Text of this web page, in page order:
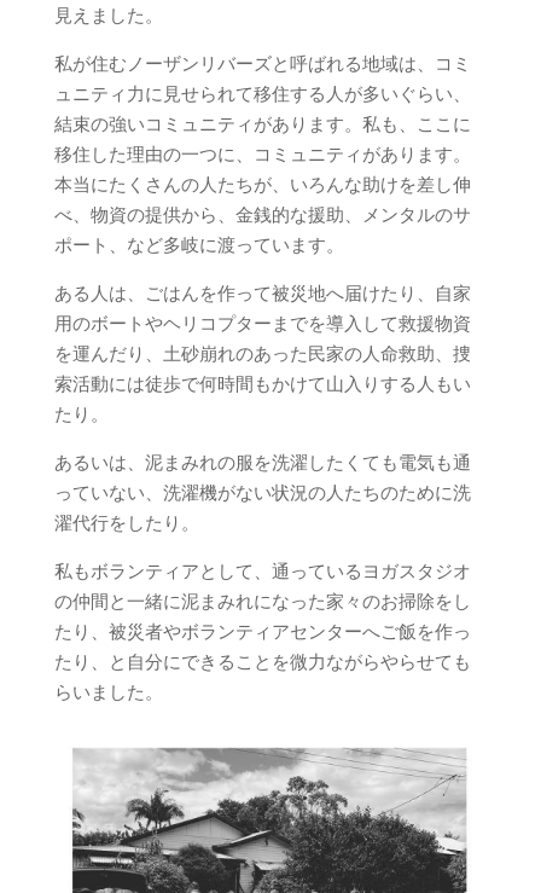
見えました。
私が住むノーザンリバーズと呼ばれる地域は、コミ
ュニティ力に見せられて移住する人が多いぐらい、
結束の強いコミュニティがあります。私も、ここに
移住した理由の一つに、コミュニティがあります。
本当にたくさんの人たちが、いろんな助けを差し伸
べ、物資の提供から、金銭的な援助、メンタルのサ
ポート、など多岐に渡っています。
ある人は、ごはんを作って被災地へ届けたり、自家
用のボートやヘリコプターまでを導入して救援物資
を運んだり、土砂崩れのあった民家の人命救助、捜
索活動には徒歩で何時間もかけて山入りする人もい
たり。
あるいは、泥まみれの服を洗濯したくても電気も通
っていない、洗濯機がない状況の人たちのために洗
濯代行をしたり。
私もボランティアとして、通っているヨガスタジオ
の仲間と一緒に泥まみれになった家々のお掃除をし
たり、被災者やボランティアセンターへご飯を作っ
たり、と自分にできることを微力ながらやらせても
らいました。